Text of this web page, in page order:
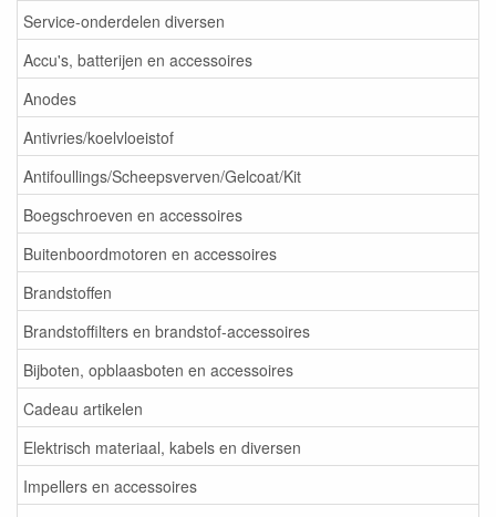
Service-onderdelen diversen
Accu's, batterijen en accessoires
Anodes
Antivries/koelvloeistof
Antifoullings/Scheepsverven/Gelcoat/Kit
Boegschroeven en accessoires
Buitenboordmotoren en accessoires
Brandstoffen
Brandstoffilters en brandstof-accessoires
Bijboten, opblaasboten en accessoires
Cadeau artikelen
Elektrisch materiaal, kabels en diversen
Impellers en accessoires